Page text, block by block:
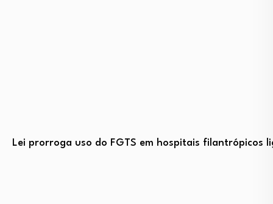
Lei prorroga uso do FGTS em hospitais filantrópicos